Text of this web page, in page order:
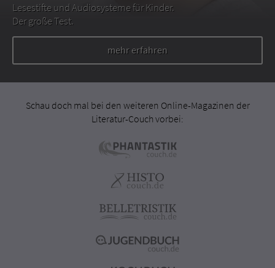
Lesestifte und Audiosysteme für Kinder.
Der große Test.
mehr erfahren
Schau doch mal bei den weiteren Online-Magazinen der
Literatur-Couch vorbei: